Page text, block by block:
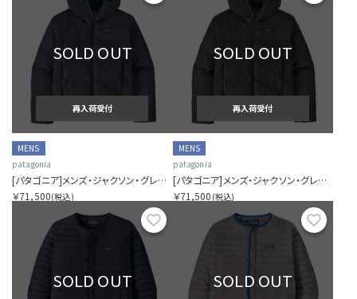
SOLD OUT
再入荷受付
MENS
patagonia
[パタゴニア]メンズ・ジャクソン・グレイシャー・ジャケット
￥71,500(税込)
SOLD OUT
再入荷受付
MENS
patagonia
[パタゴニア]メンズ・ジャクソン・グレイシャー・ジャケット
￥71,500 (税込)
お気に入り
SOLD OUT SOLD OUT